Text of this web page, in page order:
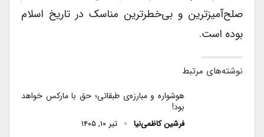
صلح‌آمیز‌ترین و بی‌خطرترین مناسک در تاریخ اسلام
بوده است.
نوشته‌های مرتبط
هوشواره و مبارزه‌ی طبقاتی؛ حق با مارکس خواهد
بود!
فرشین کاظمی‌نیا تیر ۱۰, ۱۴۰۵